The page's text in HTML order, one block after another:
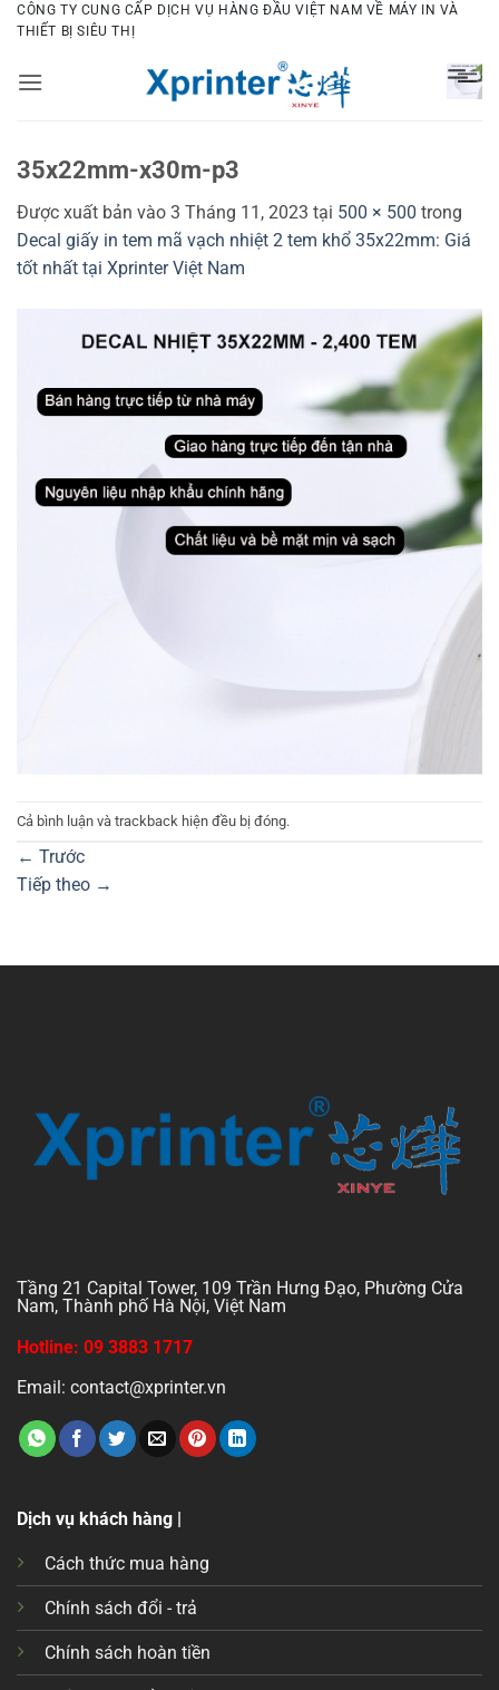
Bỏ
qua
dung
CÔNG TY CUNG CẤP DỊCH VỤ HÀNG ĐẦU VIỆT NAM VỀ MÁY IN VÀ
THIẾT BỊ SIÊU THỊ
35x22mm-x30m-p3
Được xuất bản vào 3 Tháng 11, 2023 tại 500 × 500 trong
Decal giấy in tem mã vạch nhiệt 2 tem khổ 35x22mm: Giá
tốt nhất tại Xprinter Việt Nam
Cả bình luận và trackback hiện đều bị đóng.
← Trước
Tiếp theo →
Tầng 21 Capital Tower, 109 Trần Hưng Đạo, Phường Cửa
Nam, Thành phố Hà Nội, Việt Nam
Hotline: 09 3883 1717
Email: contact@xprinter.vn
Dịch vụ khách hàng |
Cách thức mua hàng
Chính sách đổi - trả
Chính sách hoàn tiền